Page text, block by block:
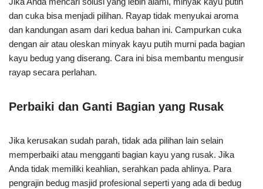
dan cuka bisa menjadi pilihan. Rayap tidak menyukai aroma
dan kandungan asam dari kedua bahan ini. Campurkan cuka
dengan air atau oleskan minyak kayu putih murni pada bagian
kayu bedug yang diserang. Cara ini bisa membantu mengusir
rayap secara perlahan.
Perbaiki dan Ganti Bagian yang Rusak
Jika kerusakan sudah parah, tidak ada pilihan lain selain
memperbaiki atau mengganti bagian kayu yang rusak. Jika
Anda tidak memiliki keahlian, serahkan pada ahlinya. Para
pengrajin bedug masjid profesional seperti yang ada di bedug